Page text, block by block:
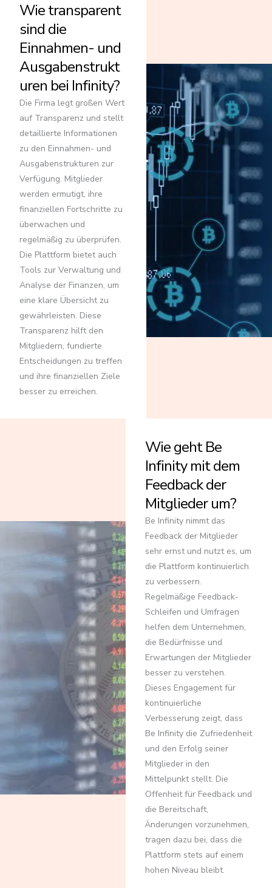
Wie transparent
sind die
Einnahmen- und
Ausgabenstrukt
uren bei Infinity?
Die Firma legt großen Wert
auf Transparenz und stellt
detaillierte Informationen
zu den Einnahmen- und
Ausgabenstrukturen zur
Verfügung. Mitglieder
werden ermutigt, ihre
finanziellen Fortschritte zu
überwachen und
regelmäßig zu überprüfen.
Die Plattform bietet auch
Tools zur Verwaltung und
Analyse der Finanzen, um
eine klare Übersicht zu
gewährleisten. Diese
Transparenz hilft den
Mitgliedern, fundierte
Entscheidungen zu treffen
und ihre finanziellen Ziele
besser zu erreichen.
Wie geht Be
Infinity mit dem
Feedback der
Mitglieder um?
Be Infinity nimmt das
Feedback der Mitglieder
sehr ernst und nutzt es, um
die Plattform kontinuierlich
zu verbessern.
Regelmäßige Feedback-
Schleifen und Umfragen
helfen dem Unternehmen,
die Bedürfnisse und
Erwartungen der Mitglieder
besser zu verstehen.
Dieses Engagement für
kontinuierliche
Verbesserung zeigt, dass
Be Infinity die Zufriedenheit
und den Erfolg seiner
Mitglieder in den
Mittelpunkt stellt. Die
Offenheit für Feedback und
die Bereitschaft,
Änderungen vorzunehmen,
tragen dazu bei, dass die
Plattform stets auf einem
hohen Niveau bleibt.